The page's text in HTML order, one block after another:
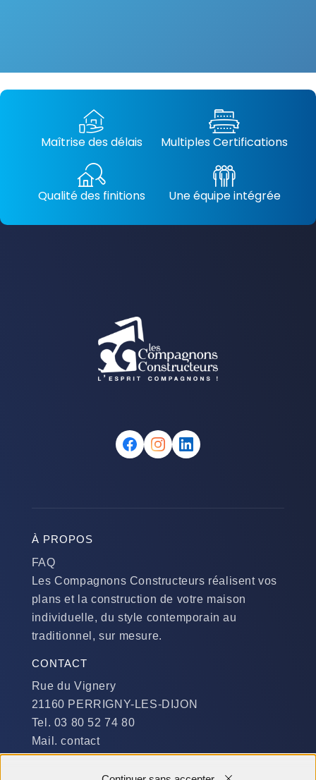
Maîtrise des délais Multiples Certifications
Qualité des finitions Une équipe intégrée
À PROPOS
FAQ
Les Compagnons Constructeurs réalisent vos
plans et la construction de votre maison
individuelle, du style contemporain au
traditionnel, sur mesure.
CONTACT
Rue du Vignery
21160 PERRIGNY-LES-DIJON
Tel. 03 80 52 74 80
Mail. contact